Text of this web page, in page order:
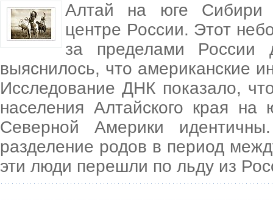
Алтай на юге Сибири
центре России. Этот
за пределами России
выяснилось, что американские
Исследование ДНК показало,
населения Алтайского края
Северной Америки
разделение родов в период
эти люди перешли по льду из